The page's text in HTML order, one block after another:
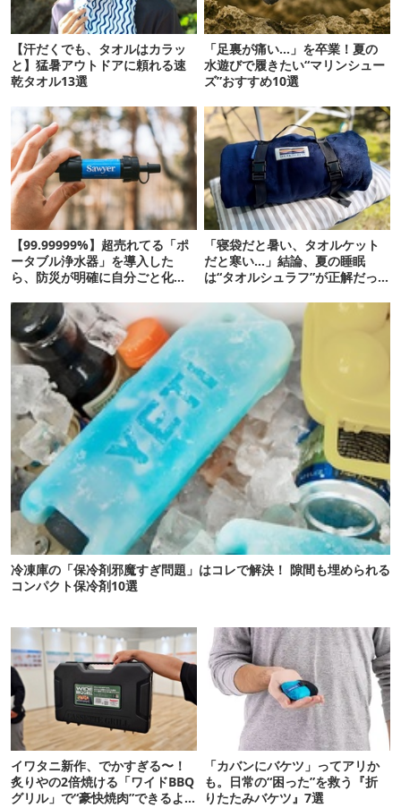
【汗だくでも、タオルはカラッ
と】猛暑アウトドアに頼れる速
乾タオル13選
「足裏が痛い…」を卒業！夏の
水遊びで履きたい“マリンシュー
ズ”おすすめ10選
【99.99999%】超売れてる「ポ
ータブル浄水器」を導入した
ら、防災が明確に自分ごと化し
「寝袋だと暑い、タオルケット
だと寒い…」結論、夏の睡眠
は“タオルシュラフ”が正解だっ
冷凍庫の「保冷剤邪魔すぎ問題」はコレで解決！ 隙間も埋められる
コンパクト保冷剤10選
イワタニ新作、でかすぎる〜！
炙りやの2倍焼ける「ワイドBBQ
グリル」で“豪快焼肉”できるよ
「カバンにバケツ」ってアリか
も。日常の“困った”を救う『折
りたたみバケツ』7選